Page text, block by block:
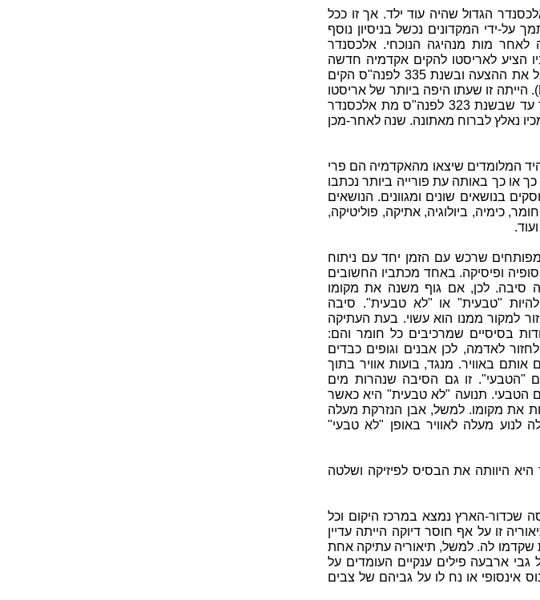
הגדול שהיה עוד ילד. אך זו ככל
ידי המקדונים נכשל בניסיון נוסף
מות מנהיגה הנוכחי. אלכסנדר
הציע לאריסטו להקים אקדמיה חדשה
באתונה במקביל לזו הנוכחית. אריסטו קיבל את ההצעה ובשנת 335 לפנה"ס הקים
אקדמיה משל עצמו בשם לִיצֵאוּם (Lyceum). הייתה זו שעתו היפה ביותר של אריסטו
שעתידה להימשך ל-13 השנים הבאות. כך עד שבשנת 323 לפנה"ס מת אלכסנדר
נאלץ לברוח מאתונה. שנה לאחר-מכן
המלומדים שיצאו מהאקדמיה הם פרי
או כך באותה עת פורייה ביותר נכתבו
בנושאים שונים ומגוונים. הנושאים
כימיה, ביולוגיה, אתיקה, פוליטיקה,
שרכש עם הזמן יחד עם ניתוח
ופיסיקה. באחד מכתביו החשובים
סיבה. לכן, אם גוף משנה את מקומו
"טבעית" או "לא טבעית". סיבה
למקור ממנו הוא עשוי. בעת העתיקה
בסיסיים שמרכיבים כל חומר והם:
לאדמה, לכן אבנים וגופים כבדים
באוויר. מנגד, בועות אוויר בתוך
"הטבעי". זו גם הסיבה שנהרות מים
הטבעי. תנועה "לא טבעית" היא כאשר
את מקומו. למשל, אבן הנזרקת מעלה
לנוע מעלה לאוויר באופן "לא טבעי"
היא היוותה את הבסיס לפיזיקה ושלטה
שכדור-הארץ נמצא במרכז היקום וכל
זו על אף חוסר דיוקה הייתה עדיין
שקדמו לה. למשל, תיאוריה עתיקה אחת
ארבעה פילים ענקיים העומדים על
אינסופי או נח לו על גביהם של צבים